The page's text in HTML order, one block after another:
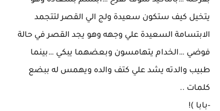
يتخيل كيف ستكون سعيدة ولج الي القصر لتتجمد
الابتسامة السعيدة علي وجهه وهو يجد القصر في حالة
فوضي …الخدام يتهامسون وبعضهما يبكي …بينما
طبيب والدته يشد علي كتف والده ويهمس له ببضع
كلمات ..
-بابا )!